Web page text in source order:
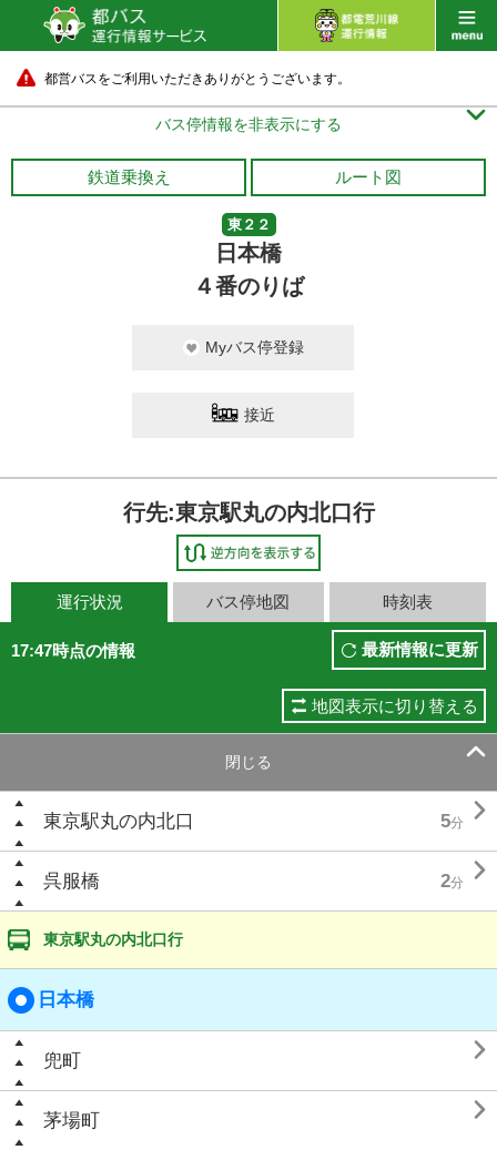
都営バスをご利用いただきありがとうございます。
バス停情報を非表示にする 
鉄道乗換え ルート図
東２２
日本橋
４番のりば
Myバス停登録
接近
行先:東京駅丸の内北口行
運行状況 バス停地図 時刻表
17:47時点の情報 最新情報に更新
地図表示に切り替える
閉じる 
東京駅丸の内北口 5分 
呉服橋 2分 
東京駅丸の内北口行
日本橋
兜町 
茅場町 